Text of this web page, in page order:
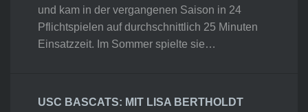
und kam in der vergangenen Saison in 24
Pflichtspielen auf durchschnittlich 25 Minuten
Einsatzzeit. Im Sommer spielte sie…
USC BASCATS: MIT LISA BERTHOLDT